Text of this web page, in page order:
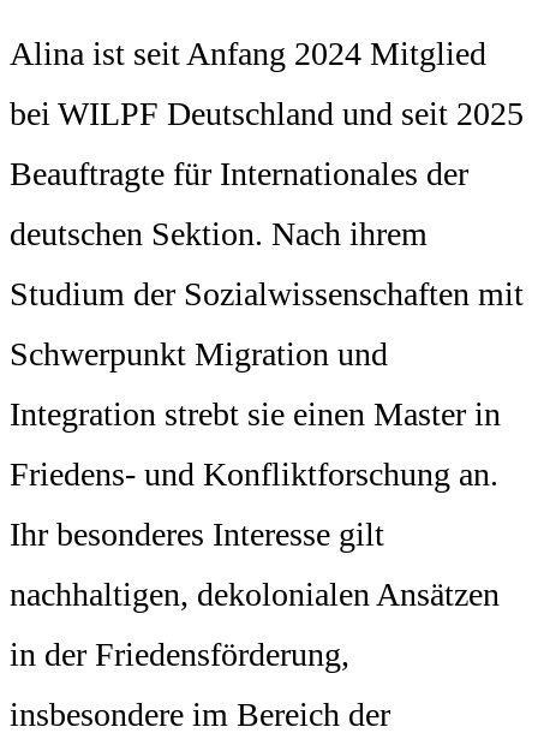
Alina ist seit Anfang 2024 Mitglied
bei WILPF Deutschland und seit 2025
Beauftragte für Internationales der
deutschen Sektion. Nach ihrem
Studium der Sozialwissenschaften mit
Schwerpunkt Migration und
Integration strebt sie einen Master in
Friedens- und Konfliktforschung an.
Ihr besonderes Interesse gilt
nachhaltigen, dekolonialen Ansätzen
in der Friedensförderung,
insbesondere im Bereich der